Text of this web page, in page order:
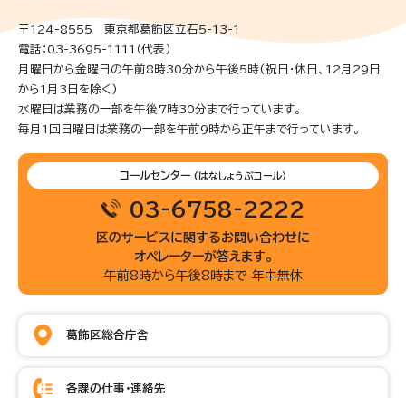
〒124-8555 東京都葛飾区立石5-13-1
電話：03-3695-1111（代表）
月曜日から金曜日の午前8時30分から午後5時(祝日・休日、12月29日
から1月3日を除く)
水曜日は業務の一部を午後7時30分まで行っています。
毎月1回日曜日は業務の一部を午前9時から正午まで行っています。
コールセンター (はなしょうぶコール)
03-6758-2222
区のサービスに関するお問い合わせに
オペレーターが答えます。
午前8時から午後8時まで 年中無休
葛飾区総合庁舎
各課の仕事・連絡先